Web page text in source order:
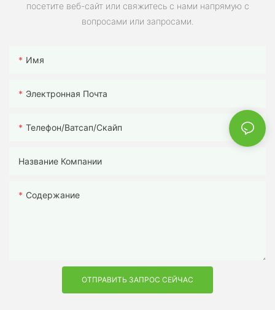
посетите веб-сайт или свяжитесь с нами напрямую с
вопросами или запросами.
Имя
Электронная Почта
Телефон/ватсап/скайп
Название Компании
Содержание
ОТПРАВИТЬ ЗАПРОС СЕЙЧАС